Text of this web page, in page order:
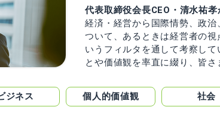
代表取締役会長CEO・清水祐
経済・経営から国際情勢、政
ついて、あるときは経営者の
いうフィルタを通して考察し
とや価値観を率直に綴り、皆さ
ジネス 個人的価値観 社会